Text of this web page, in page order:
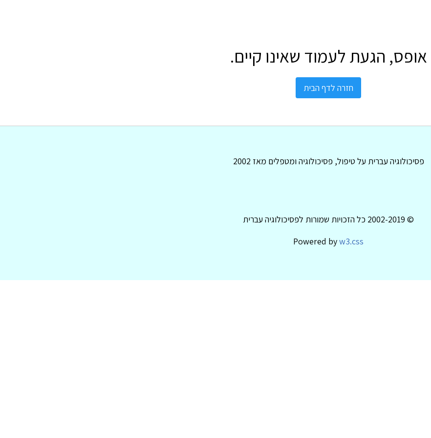
אופס, הגעת לעמוד שאינו קיים.
חזרה לדף הבית
פסיכולוגיה עברית על טיפול, פסיכולוגיה ומטפלים מאז 2002
© 2002-2019 כל הזכויות שמורות לפסיכולוגיה עברית
Powered byw3.css